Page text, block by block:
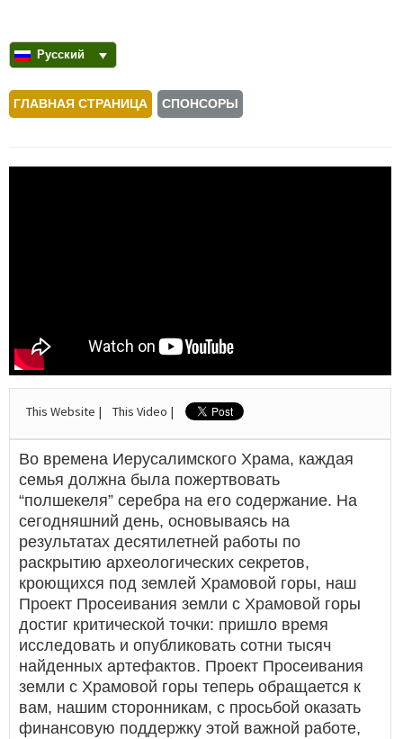
Русский
ГЛАВНАЯ СТРАНИЦА СПОНСОРЫ
This Website | This Video |
Во времена Иерусалимского Храма, каждая
семья должна была пожертвовать
“полшекеля” серебра на его содержание. На
сегодняшний день, основываясь на
результатах десятилетней работы по
раскрытию археологических секретов,
кроющихся под землей Храмовой горы, наш
Проект Просеивания земли с Храмовой горы
достиг критической точки: пришло время
исследовать и опубликовать сотни тысяч
найденных артефактов. Проект Просеивания
земли с Храмовой горы теперь обращается к
вам, нашим сторонникам, с просьбой оказать
финансовую поддержку этой важной работе,